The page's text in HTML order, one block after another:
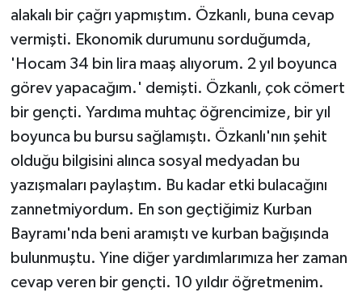
alakalı bir çağrı yapmıştım. Özkanlı, buna cevap
vermişti. Ekonomik durumunu sorduğumda,
'Hocam 34 bin lira maaş alıyorum. 2 yıl boyunca
görev yapacağım.' demişti. Özkanlı, çok cömert
bir gençti. Yardıma muhtaç öğrencimize, bir yıl
boyunca bu bursu sağlamıştı. Özkanlı'nın şehit
olduğu bilgisini alınca sosyal medyadan bu
yazışmaları paylaştım. Bu kadar etki bulacağını
zannetmiyordum. En son geçtiğimiz Kurban
Bayramı'nda beni aramıştı ve kurban bağışında
bulunmuştu. Yine diğer yardımlarımıza her zaman
cevap veren bir gençti. 10 yıldır öğretmenim.